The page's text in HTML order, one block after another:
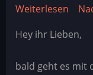
Weiterlesen über
Hey ihr Lieben,
bald geht es mit